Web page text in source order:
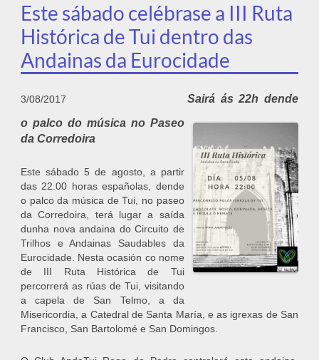
Este sábado celébrase a III Ruta
Histórica de Tui dentro das
Andainas da Eurocidade
3/08/2017
Sairá ás 22h dende
o palco do música no Paseo
da Corredoira
Este sábado 5 de agosto, a partir
das 22.00 horas españolas, dende
o palco da música de Tui, no paseo
da Corredoira, terá lugar a saída
dunha nova andaina do Circuito de
Trilhos e Andainas Saudables da
Eurocidade. Nesta ocasión co nome
de III Ruta Histórica de Tui
percorrerá as rúas de Tui, visitando
a capela de San Telmo, a da
Misericordia, a Catedral de Santa María, e as igrexas de San
Francisco, San Bartolomé e San Domingos.